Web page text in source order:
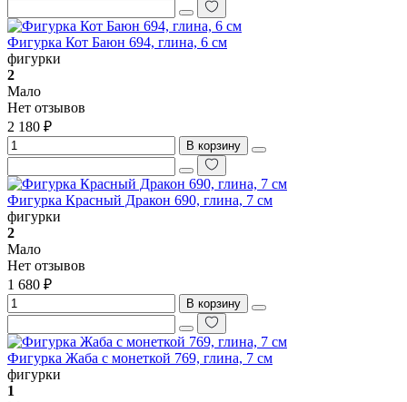
Фигурка Кот Баюн 694, глина, 6 см
фигурки
2
Мало
Нет отзывов
2 180 ₽
В корзину
Фигурка Красный Дракон 690, глина, 7 см
фигурки
2
Мало
Нет отзывов
1 680 ₽
В корзину
Фигурка Жаба с монеткой 769, глина, 7 см
фигурки
1